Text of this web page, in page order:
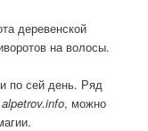
деревенской
на волосы.
по сей день. Ряд
alpetrov.info, можно